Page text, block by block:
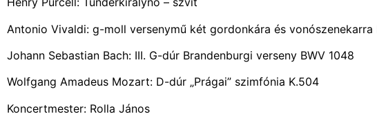
Antonio Vivaldi: g-moll versenymű két gordonkára és vonószenekarra
Johann Sebastian Bach: III. G-dúr Brandenburgi verseny BWV 1048
Wolfgang Amadeus Mozart: D-dúr „Prágai” szimfónia K.504
Koncertmester: Rolla János